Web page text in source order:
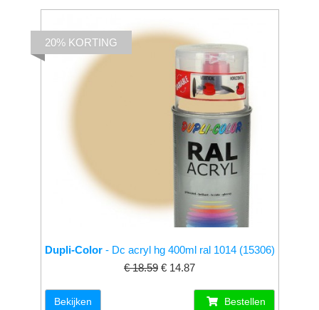
Dupli-Color- Dc acryl hg 400ml ral 1014 (15306)
€ 18.59 € 14.87
20% KORTING
Bekijken Bestellen